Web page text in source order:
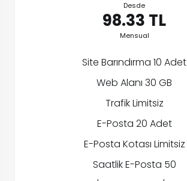
Desde
98.33 TL
Mensual
Site Barındırma 10 Adet
Web Alanı 30 GB
Trafik Limitsiz
E-Posta 20 Adet
E-Posta Kotası Limitsiz
Saatlik E-Posta 50